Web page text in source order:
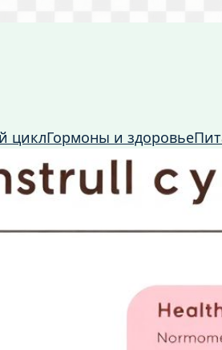
циклГормоны и здоровье